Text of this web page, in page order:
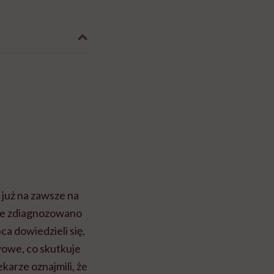
na zawsze na
zdiagnozowano
dowiedzieli się,
co skutkuje
oznajmili, że